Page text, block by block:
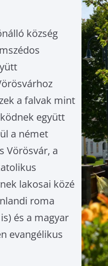
község
a falvak mint
együtt
a német
Vörösvár, a
lakosai közé
roma
és a magyar
evangélikus